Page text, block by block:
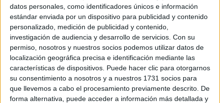
datos personales, como identificadores únicos e información
estándar enviada por un dispositivo para publicidad y contenido
personalizado, medición de publicidad y contenido,
investigación de audiencia y desarrollo de servicios. Con su
permiso, nosotros y nuestros socios podemos utilizar datos de
localización geográfica precisa e identificación mediante las
características de dispositivos. Puede hacer clic para otorgarnos
su consentimiento a nosotros y a nuestros 1731 socios para
que llevemos a cabo el procesamiento previamente descrito. De
forma alternativa, puede acceder a información más detallada y
de España de Clubes en la modalidad dedupletas
femeninas de 1ª categoría y juvenilque se está
disputando en la localidad salmantina de Valverdón.
Tras el sorteo realizado el pasado viernes, la competición
oficial se iniciaba este sábado en ambas categorías
quedando encuadrados en un grupo Suizo Internacional
donde cada equipo tiene que jugar cinco partidas,